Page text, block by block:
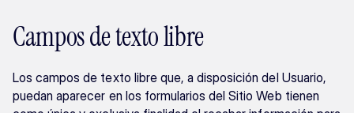
Campos de texto libre
Los campos de texto libre que, a disposición del Usuario,
puedan aparecer en los formularios del Sitio Web tienen